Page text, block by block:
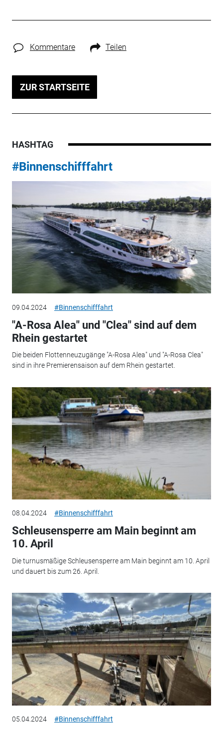
Kommentare Teilen
ZUR STARTSEITE
HASHTAG
#Binnenschifffahrt
09.04.2024 #Binnenschifffahrt
"A-Rosa Alea" und "Clea" sind auf dem
Rhein gestartet
Die beiden Flottenneuzugänge "A-Rosa Alea" und "A-Rosa Clea"
sind in ihre Premierensaison auf dem Rhein gestartet.
08.04.2024 #Binnenschifffahrt
Schleusensperre am Main beginnt am
10. April
Die turnusmäßige Schleusensperre am Main beginnt am 10. April
und dauert bis zum 26. April.
05.04.2024 #Binnenschifffahrt